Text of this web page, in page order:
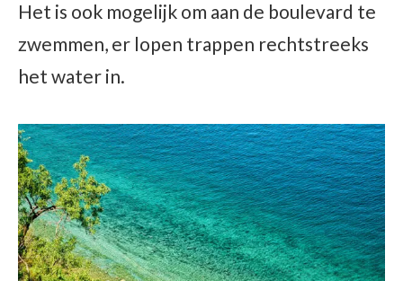
Het is ook mogelijk om aan de boulevard te
zwemmen, er lopen trappen rechtstreeks
het water in.